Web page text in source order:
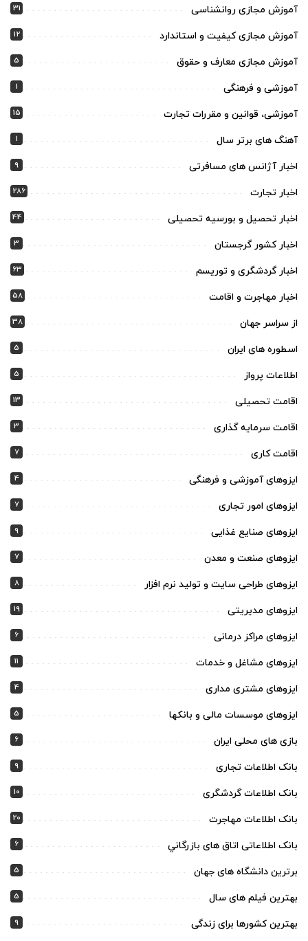
آموزش مجازی روانشناسی 31
آموزش مجازی کیفیت و استاندارد 12
آموزش مجازی معارف و حقوق 5
آموزشی و فرهنگی 1
آموزشی، قوانین و مقررات تجارت 15
آهنگ های برتر سال 1
اخبار آژانس های مسافرتی 9
اخبار تجارت 286
اخبار تحصیل و بورسیه تحصیلی 44
اخبار کشور گرجستان 3
اخبار گردشگری و توریسم 63
اخبار مهاجرت و اقامت 58
از سراسر جهان 38
اسطوره های ایران 5
اطلاعات پرواز 5
اقامت تحصیلی 13
اقامت سرمایه گذاری 3
اقامت کاری 7
ایزوهای آموزشی و فرهنگی 4
ایزوهای امور تجاری 7
ایزوهای صنایع غذایی 9
ایزوهای صنعت و معدن 7
ایزوهای طراحی سایت و تولید نرم افزار 8
ایزوهای مدیریتی 19
ایزوهای مراکز درمانی 6
ایزوهای مشاغل و خدمات 11
ایزوهای مشتری مداری 4
ایزوهای موسسات مالی و بانکها 5
بازی های محلی ایران 6
بانک اطلاعات تجاری 9
بانک اطلاعات گردشگری 10
بانک اطلاعات مهاجرت 20
بانک اطلاعاتی اتاق های بازرگاني 6
برترین دانشگاه های جهان 5
بهترین فیلم های سال 5
بهترین کشورها برای زندگی 9